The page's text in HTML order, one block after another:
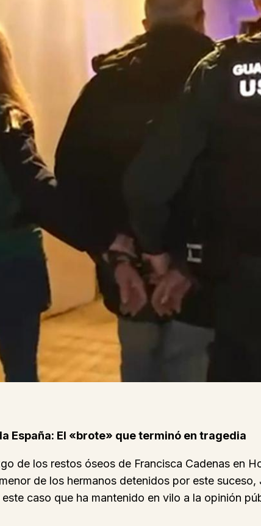
España: El «brote» que terminó en tragedia
de los restos óseos de Francisca Cadenas en
de los hermanos detenidos por este
caso que ha mantenido en vilo a la opinión